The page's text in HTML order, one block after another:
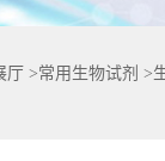
厅 >常用生物试剂 >